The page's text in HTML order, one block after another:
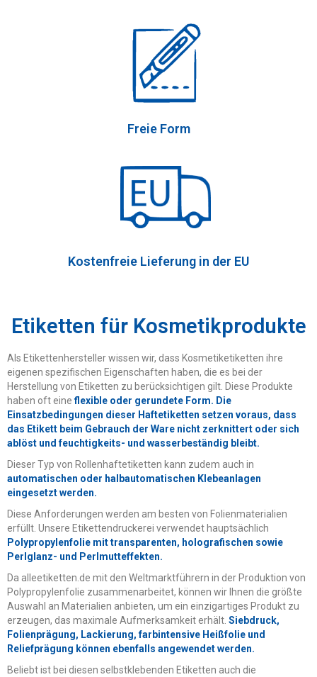
Freie Form
Kostenfreie Lieferung in der EU
Etiketten für Kosmetikprodukte
Als Etikettenhersteller wissen wir, dass Kosmetiketiketten ihre
eigenen spezifischen Eigenschaften haben, die es bei der
Herstellung von Etiketten zu berücksichtigen gilt. Diese Produkte
haben oft eineflexible oder gerundete Form. Die
Einsatzbedingungen dieser Haftetiketten setzen voraus, dass
das Etikett beim Gebrauch der Ware nicht zerknittert oder sich
ablöst undfeuchtigkeits- und wasserbeständig bleibt.
Dieser Typ von Rollenhaftetiketten kann zudem auch in
automatischen oder halbautomatischen Klebeanlagen
eingesetzt werden.
Diese Anforderungen werden am besten von Folienmaterialien
erfüllt. Unsere Etikettendruckerei verwendet hauptsächlich
Polypropylenfolie mittransparenten, holografischen sowie
Perlglanz- und Perlmutteffekten.
Da alleetiketten.de mit den Weltmarktführern in der Produktion von
Polypropylenfolie zusammenarbeitet, können wir Ihnen die größte
Auswahl an Materialien anbieten, um ein einzigartiges Produkt zu
erzeugen, das maximale Aufmerksamkeit erhält. Siebdruck,
Folienprägung, Lackierung, farbintensive Heißfolie und
Reliefprägung können ebenfalls angewendet werden.
Beliebt ist bei diesen selbstklebenden Etiketten auch die